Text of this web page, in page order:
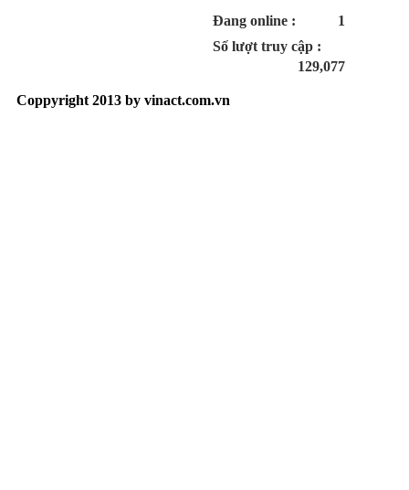
Đang online :
1
Số lượt truy cập :
129,077
Coppyright 2013 by vinact.com.vn